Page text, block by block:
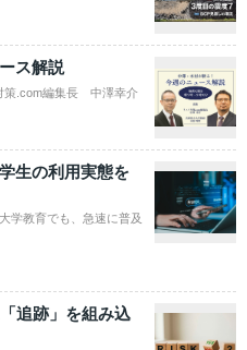
ス解説
策.com編集長 中澤幸介
生の利用実態を
学教育でも、急速に普及
追跡」を組み込